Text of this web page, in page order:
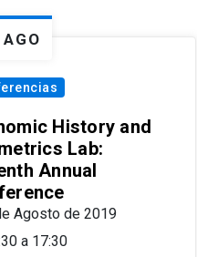
AGO
History and
Lab:
Annual
Agosto de 2019
a 17:30